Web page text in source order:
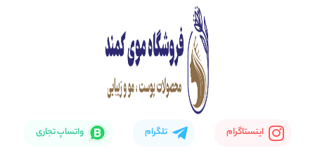
اینستاگرام تلگرام واتساپ تجاری